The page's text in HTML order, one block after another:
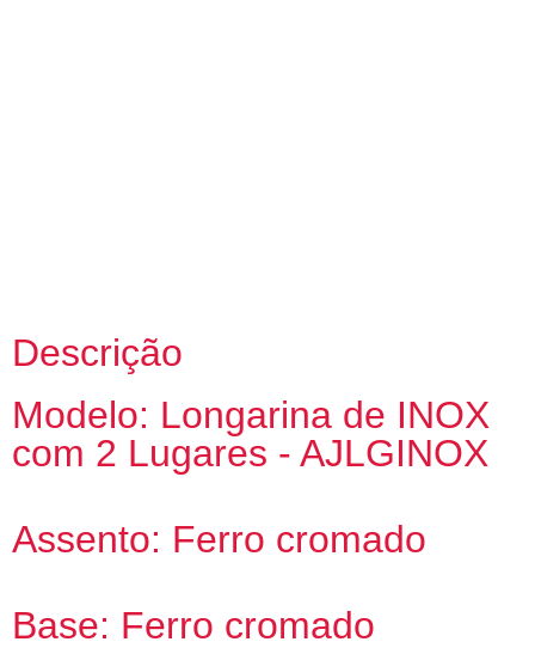
Descrição
Modelo: Longarina de INOX
com 2 Lugares - AJLGINOX
Assento: Ferro cromado
Base: Ferro cromado